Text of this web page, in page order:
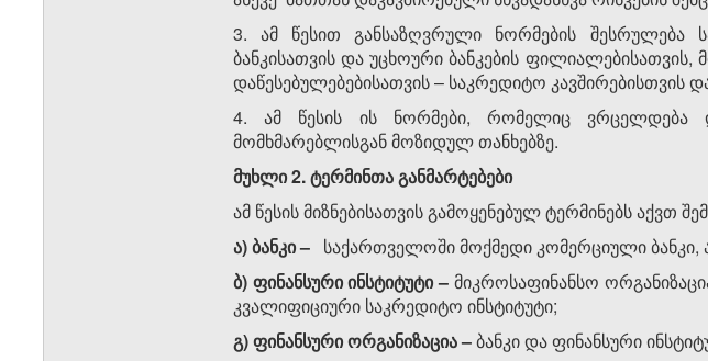
3. ამ წესით განსაზღვრული ნორმების
ბანკისათვის და უცხოური ბანკების
დაწესებულებებისათვის– საკრედიტო კავშირებისთვის
4. ამ წესის ის ნორმები, რომელიც ვრცელდება
მომხმარებლისგან მოზიდულ თანხებზე.
მუხლი 2. ტერმინთა განმარტებები
ამ წესის მიზნებისათვის გამოყენებულ ტერმინებს აქვთ
ა) ბანკი– საქართველოში მოქმედი კომერციული
ბ) ფინანსური ინსტიტუტი– მიკროსაფინანსო
კვალიფიციური საკრედიტო ინსტიტუტი;
გ) ფინანსური ორგანიზაცია–ბანკი და ფინანსური